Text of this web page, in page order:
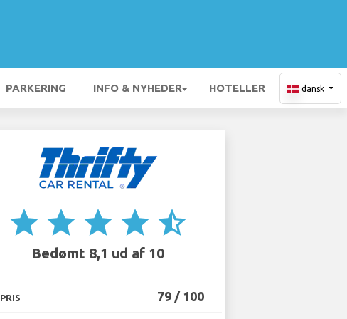
PARKERING INFO & NYHEDER HOTELLER dansk
star star star star star_half
Bedømt 8,1 ud af 10
PRIS 79 / 100